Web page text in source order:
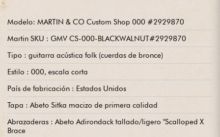
Modelo: MARTIN & CO Custom Shop 000 #2929870
Martin SKU : GMV CS-000-BLACKWALNUT#2929870
Tipo : guitarra acústica folk (cuerdas de bronce)
Estilo : 000, escala corta
País de fabricación : Estados Unidos
Tapa : Abeto Sitka macizo de primera calidad
Abrazaderas : Abeto Adirondack tallado/ligero "Scalloped X
Brace